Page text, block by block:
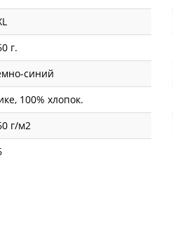
г.
синий
100% хлопок.
г/м2